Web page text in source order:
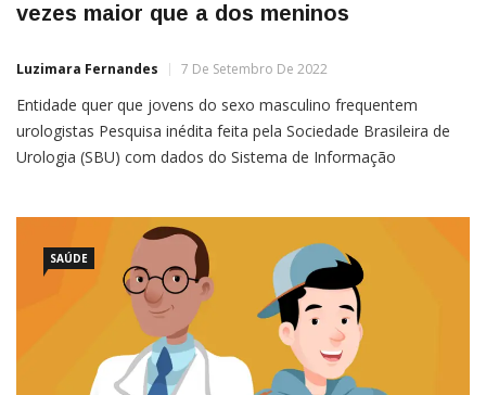
vezes maior que a dos meninos
Luzimara Fernandes 7 De Setembro De 2022
Entidade quer que jovens do sexo masculino frequentem
urologistas Pesquisa inédita feita pela Sociedade Brasileira de
Urologia (SBU) com dados do Sistema de Informação
SAÚDE